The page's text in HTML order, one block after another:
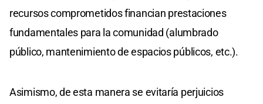
recursos comprometidos financian prestaciones
fundamentales para la comunidad (alumbrado
público, mantenimiento de espacios públicos, etc.).
Asimismo, de esta manera se evitaría perjuicios